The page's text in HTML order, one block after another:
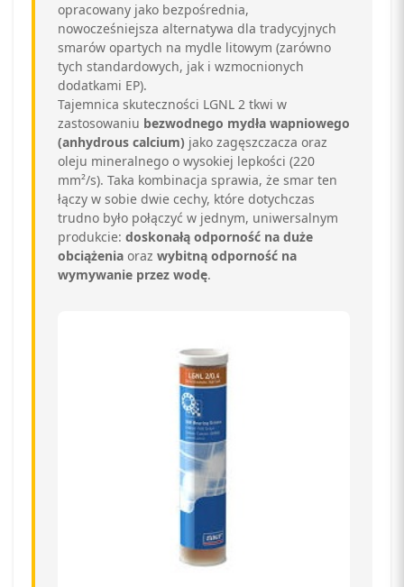
opracowany jako bezpośrednia,
nowocześniejsza alternatywa dla tradycyjnych
smarów opartych na mydle litowym (zarówno
tych standardowych, jak i wzmocnionych
dodatkami EP).
Tajemnica skuteczności LGNL 2 tkwi w
zastosowaniu bezwodnego mydła wapniowego
(anhydrous calcium) jako zagęszczacza oraz
oleju mineralnego o wysokiej lepkości (220
mm²/s). Taka kombinacja sprawia, że smar ten
łączy w sobie dwie cechy, które dotychczas
trudno było połączyć w jednym, uniwersalnym
produkcie: doskonałą odporność na duże
obciążenia oraz wybitną odporność na
wymywanie przez wodę.